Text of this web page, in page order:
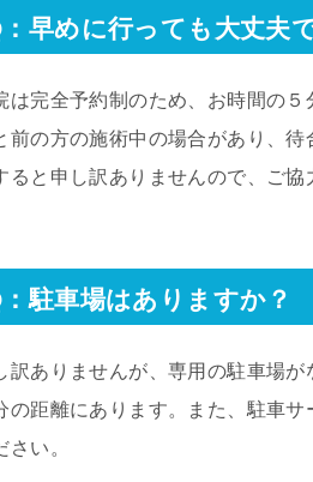
早めに行っても大丈夫
は完全予約制のため、お時間の
前の方の施術中の場合があり、
ると申し訳ありませんので、ご協
駐車場はありますか？
訳ありませんが、専用の駐車場
の距離にあります。また、駐車
さい。